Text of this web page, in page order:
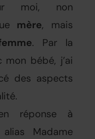
moi, non
mère, mais
. Par la
mon bébé, j’ai
des aspects
réponse à
Madame